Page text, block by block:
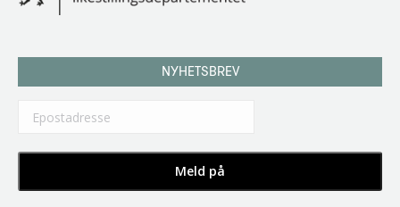
NYHETSBREV